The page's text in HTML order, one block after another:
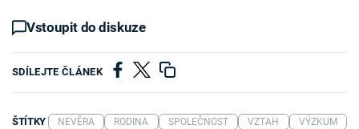
Vstoupit do diskuze
SDÍLEJTE ČLÁNEK
ŠTÍTKY NEVĚRA RODINA SPOLEČNOST VZTAH
VÝZKUM